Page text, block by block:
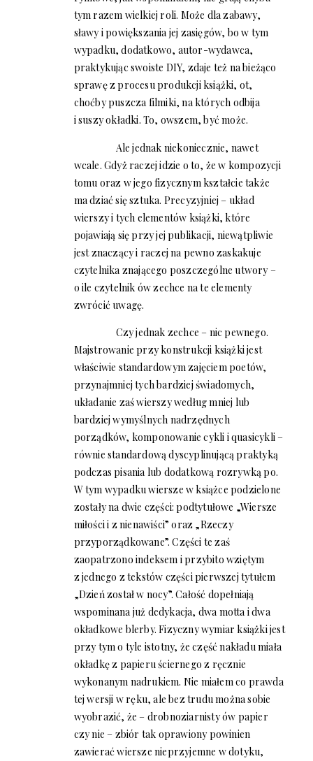
tym razem wielkiej roli. Może dla zabawy,
sławy i powiększania jej zasięgów, bo w tym
wypadku, dodatkowo, autor-wydawca,
praktykując swoiste DIY, zdaje też na bieżąco
sprawę z procesu produkcji książki, ot,
choćby puszcza filmiki, na których odbija
i suszy okładki. To, owszem, być może.
Ale jednak niekoniecznie, nawet
wcale. Gdyż raczej idzie o to, że w kompozycji
tomu oraz w jego fizycznym kształcie także
ma dziać się sztuka. Precyzyjniej – układ
wierszy i tych elementów książki, które
pojawiają się przy jej publikacji, niewątpliwie
jest znaczący i raczej na pewno zaskakuje
czytelnika znającego poszczególne utwory –
o ile czytelnik ów zechce na te elementy
zwrócić uwagę.
Czy jednak zechce – nic pewnego.
Majstrowanie przy konstrukcji książki jest
właściwie standardowym zajęciem poetów,
przynajmniej tych bardziej świadomych,
układanie zaś wierszy według mniej lub
bardziej wymyślnych nadrzędnych
porządków, komponowanie cykli i quasicykli –
równie standardową dyscyplinującą praktyką
podczas pisania lub dodatkową rozrywką po.
W tym wypadku wiersze w książce podzielone
zostały na dwie części: podtytułowe „Wiersze
miłości i z nienawiści” oraz „Rzeczy
przyporządkowane”. Części te zaś
zaopatrzono indeksem i przybito wziętym
z jednego z tekstów części pierwszej tytułem
„Dzień został w nocy”. Całość dopełniają
wspominana już dedykacja, dwa motta i dwa
okładkowe blerby. Fizyczny wymiar książki jest
przy tym o tyle istotny, że część nakładu miała
okładkę z papieru ściernego z ręcznie
wykonanym nadrukiem. Nie miałem co prawda
tej wersji w ręku, ale bez trudu można sobie
wyobrazić, że – drobnoziarnisty ów papier
czy nie – zbiór tak oprawiony powinien
zawierać wiersze nieprzyjemne w dotyku,